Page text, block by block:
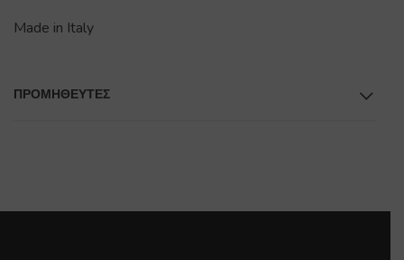
Made in Italy
ΠΡΟΜΗΘΕΥΤΕΣ